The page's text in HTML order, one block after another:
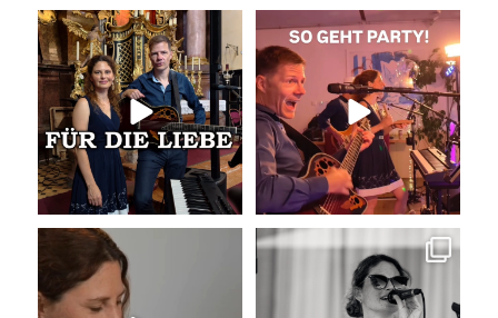
Unser Geheimtipp für die
Trauung
Wir...
29 0
So geht Party!
Was für eine tolle...
35 0
Unser Kennenlernen vor 15
Jahren
Vor 15
Sommer, Sonne, Gefühle bei der
Agape!
...